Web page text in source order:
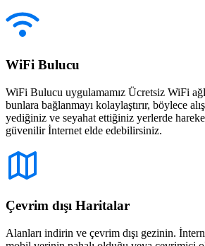
WiFi Bulucu
WiFi Bulucu uygulamamız Ücretsiz WiFi
bunlara bağlanmayı kolaylaştırır, böylece
yediğiniz ve seyahat ettiğiniz yerlerde
güvenilir İnternet elde edebilirsiniz.
Çevrim dışı Haritalar
Alanları indirin ve çevrim dışı gezinin.